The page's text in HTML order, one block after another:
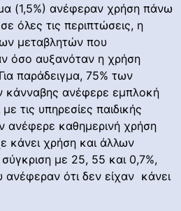
(1,5%) ανέφεραν χρήση πάνω
όλες τις περιπτώσεις, η
μεταβλητών που
όσο αυξανόταν η χρήση
παράδειγμα, 75% των
κάνναβης ανέφερε εμπλοκή
τις υπηρεσίες παιδικής
ανέφερε καθημερινή χρήση
κάνει χρήση και άλλων
με 25, 55 και 0,7%,
ότι δεν είχαν κάνει